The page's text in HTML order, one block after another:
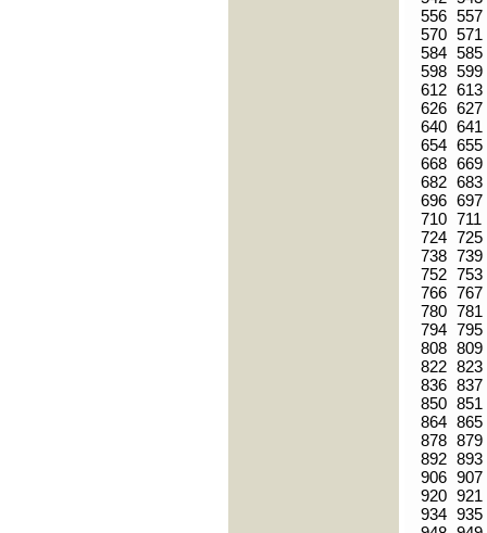
556 557
570 571
584 585
598 599
612 613
626 627
640 641
654 655
668 669
682 683
696 697
710 711
724 725
738 739
752 753
766 767
780 781
794 795
808 809
822 823
836 837
850 851
864 865
878 879
892 893
906 907
920 921
934 935